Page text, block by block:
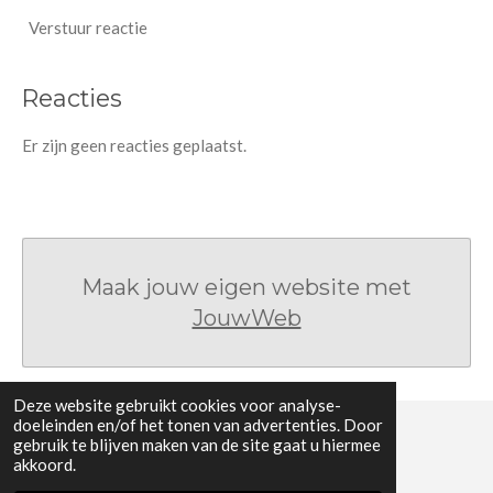
Deze website gebruikt cookies voor analyse-
doeleinden en/of het tonen van advertenties. Door
gebruik te blijven maken van de site gaat u hiermee
akkoord.
Verstuur reactie
Reacties
Er zijn geen reacties geplaatst.
Maak jouw eigen website met
JouwWeb
© 2022 W.C. Hellinga